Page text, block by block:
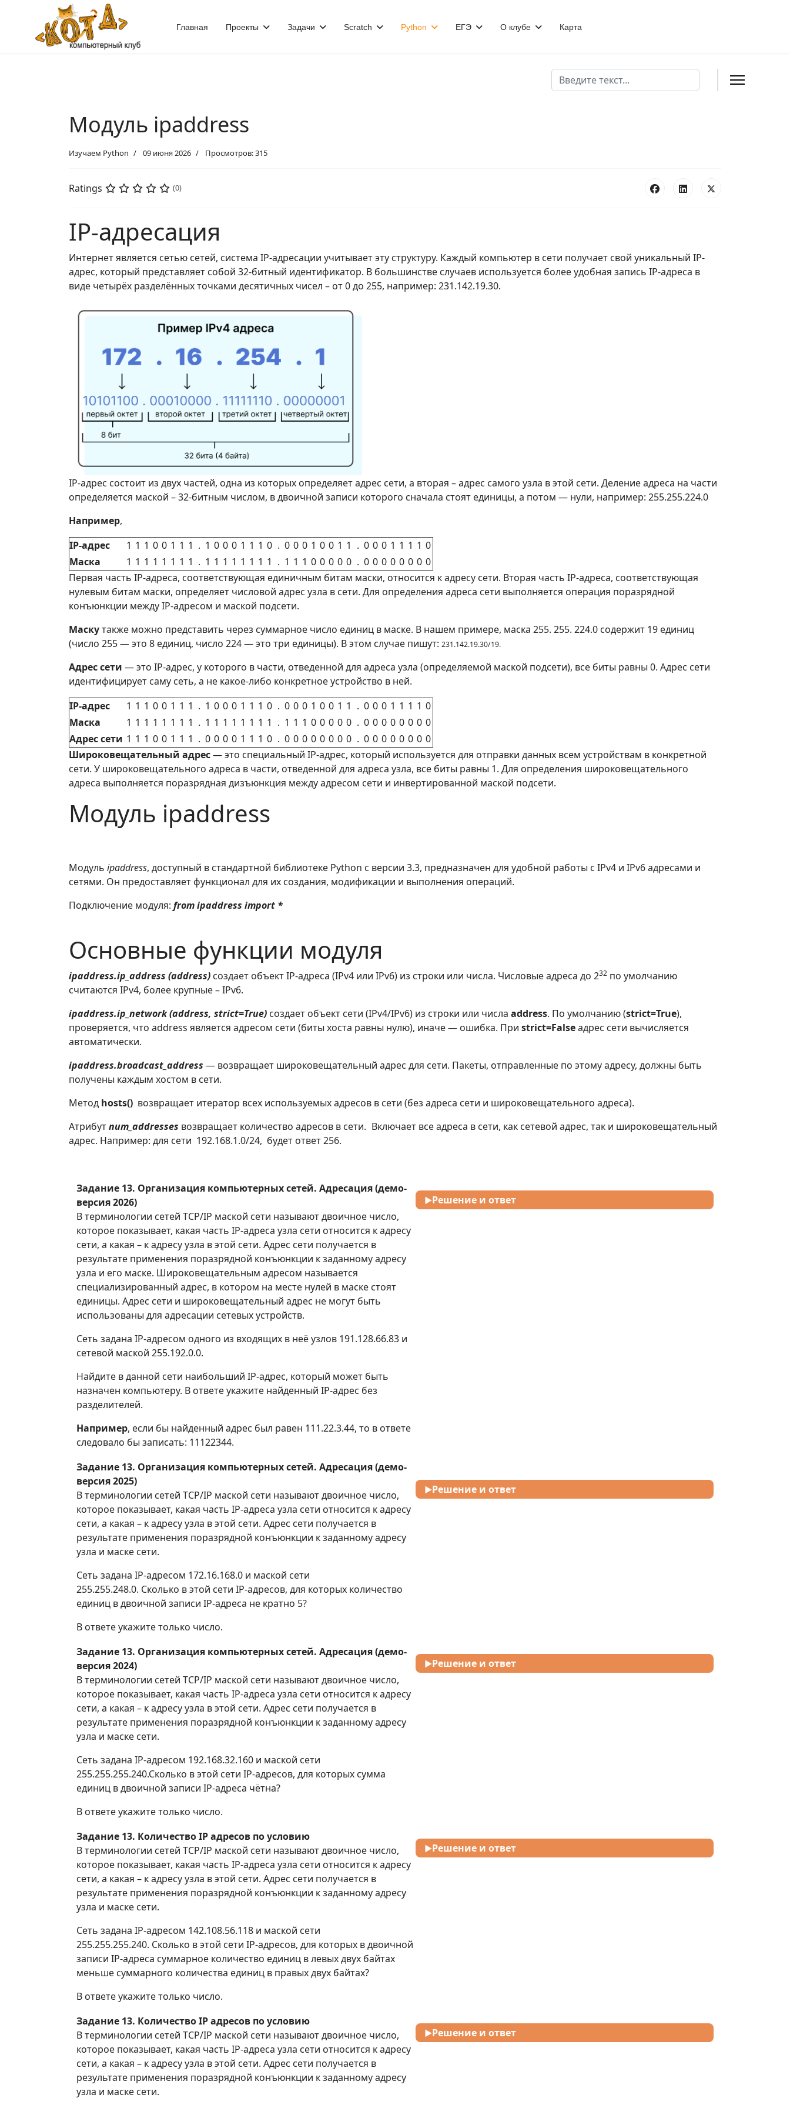
Главная Проекты Задачи Scratch Python ЕГЭ О клубе Карта
Поиск
Модуль ipaddress
Изучаем Python 09 июня 2026 Просмотров: 315
Ratings (0)
IP-адресация
Интернет является сетью сетей, система IP-адресации учитывает эту структуру. Каждый компьютер в сети получает свой уникальный IP-
адрес, который представляет собой 32-битный идентификатор. В большинстве случаев используется более удобная запись IP-адреса в
виде четырёх разделённых точками десятичных чисел – от 0 до 255, например: 231.142.19.30.
IP-адрес состоит из двух частей, одна из которых определяет адрес сети, а вторая – адрес самого узла в этой сети. Деление адреса на части
определяется маской – 32-битным числом, в двоичной записи которого сначала стоят единицы, а потом — нули, например: 255.255.224.0
Например,
IP-адрес
1 1 1 0 0 1 1 1 . 1 0 0 0 1 1 1 0 . 0 0 0 1 0 0 1 1 . 0 0 0 1 1 1 1 0
Маска
1 1 1 1 1 1 1 1 . 1 1 1 1 1 1 1 1 . 1 1 1 0 0 0 0 0 . 0 0 0 0 0 0 0 0
Первая часть IP-адреса, соответствующая единичным битам маски, относится к адресу сети. Вторая часть IP-адреса, соответствующая
нулевым битам маски, определяет числовой адрес узла в сети. Для определения адреса сети выполняется операция поразрядной
конъюнкции между IP-адресом и маской подсети.
Маскутакже можно представить через суммарное число единиц в маске. В нашем примере, маска 255. 255. 224.0 содержит 19 единиц
(число 255 — это 8 единиц, число 224 — это три единицы). В этом случае пишут: 231.142.19.30/19.
Адрес сети — это IP-адрес, у которого в части, отведенной для адреса узла (определяемой маской подсети), все биты равны 0. Адрес сети
идентифицирует саму сеть, а не какое-либо конкретное устройство в ней.
IP-адрес
1 1 1 0 0 1 1 1 . 1 0 0 0 1 1 1 0 . 0 0 0 1 0 0 1 1 . 0 0 0 1 1 1 1 0
Маска
1 1 1 1 1 1 1 1 . 1 1 1 1 1 1 1 1 . 1 1 1 0 0 0 0 0 . 0 0 0 0 0 0 0 0
Адрес сети 1 1 1 0 0 1 1 1 . 0 0 0 0 1 1 1 0 . 0 0 0 0 0 0 0 0 . 0 0 0 0 0 0 0 0
Широковещательный адрес— это специальный IP-адрес, который используется для отправки данных всем устройствам в конкретной
сети. У широковещательного адреса в части, отведенной для адреса узла, все биты равны 1. Для определения широковещательного
адреса выполняется поразрядная дизъюнкция между адресом сети и инвертированной маской подсети.
Модуль ipaddress
Модуль ipaddress, доступный в стандартной библиотеке Python с версии 3.3, предназначен для удобной работы с IPv4 и IPv6 адресами и
сетями. Он предоставляет функционал для их создания, модификации и выполнения операций.
Подключение модуля: from ipaddress import *
Основные функции модуля
ipaddress.ip_address (address) создает объект IP-адреса (IPv4 или IPv6) из строки или числа. Числовые адреса до 232 по умолчанию
считаются IPv4, более крупные – IPv6.
ipaddress.ip_network (address, strict=True) создает объект сети (IPv4/IPv6) из строки или числа address. По умолчанию (strict=True),
проверяется, что address является адресом сети (биты хоста равны нулю), иначе — ошибка. При strict=Falseадрес сети вычисляется
автоматически.
ipaddress.broadcast_address — возвращает широковещательный адрес для сети. Пакеты, отправленные по этому адресу, должны быть
получены каждым хостом в сети.
Метод hosts() возвращает итератор всех используемых адресов в сети (без адреса сети и широковещательного адреса).
Атрибутnum_addresses возвращает количество адресов в сети. Включает все адреса в сети, как сетевой адрес, так и широковещательный
адрес. Например: для сети 192.168.1.0/24, будет ответ 256.
Задание 13. Организация компьютерных сетей. Адресация (демо-
версия 2026)
В терминологии сетей TCP/IP маской сети называют двоичное число,
которое показывает, какая часть IP-адреса узла сети относится к адресу
сети, а какая – к адресу узла в этой сети. Адрес сети получается в
результате применения поразрядной конъюнкции к заданному адресу
узла и его маске. Широковещательным адресом называется
специализированный адрес, в котором на месте нулей в маске стоят
единицы. Адрес сети и широковещательный адрес не могут быть
использованы для адресации сетевых устройств.
Сеть задана IP-адресом одного из входящих в неё узлов 191.128.66.83 и
сетевой маской 255.192.0.0.
Найдите в данной сети наибольший IP-адрес, который может быть
назначен компьютеру. В ответе укажите найденный IP-адрес без
разделителей.
Например, если бы найденный адрес был равен 111.22.3.44, то в ответе
следовало бы записать: 11122344.
▶Решение и ответ
Задание 13. Организация компьютерных сетей. Адресация (демо-
версия 2025)
В терминологии сетей TCP/IP маской сети называют двоичное число,
которое показывает, какая часть IP-адреса узла сети относится к адресу
сети, а какая – к адресу узла в этой сети. Адрес сети получается в
результате применения поразрядной конъюнкции к заданному адресу
узла и маске сети.
Сеть задана IP-адресом 172.16.168.0 и маской сети
255.255.248.0. Сколько в этой сети IP-адресов, для которых количество
единиц в двоичной записи IP-адреса не кратно 5?
В ответе укажите только число.
▶Решение и ответ
Задание 13. Организация компьютерных сетей. Адресация (демо-
версия 2024)
В терминологии сетей TCP/IP маской сети называют двоичное число,
которое показывает, какая часть IP-адреса узла сети относится к адресу
сети, а какая – к адресу узла в этой сети. Адрес сети получается в
результате применения поразрядной конъюнкции к заданному адресу
узла и маске сети.
Сеть задана IP-адресом 192.168.32.160 и маской сети
255.255.255.240.Сколько в этой сети IP-адресов, для которых сумма
единиц в двоичной записи IP-адреса чётна?
В ответе укажите только число.
▶Решение и ответ
Задание 13. Количество IP адресов по условию
В терминологии сетей ТСР/IР маской сети называют двоичное число,
которое показывает, какая часть IР-адреса узла сети относится к адресу
сети, а какая – к адресу узла в этой сети. Адрес сети получается в
результате применения поразрядной конъюнкции к заданному адресу
узла и маске сети.
Сеть задана IР-адресом 142.108.56.118 и маской сети
255.255.255.240. Сколько в этой сети IР-адресов, для которых в двоичной
записи IР-адреса суммарное количество единиц в левых двух байтах
меньше суммарного количества единиц в правых двух байтах?
В ответе укажите только число.
▶Решение и ответ
Задание 13. Количество IP адресов по условию
В терминологии сетей ТСР/IР маской сети называют двоичное число,
которое показывает, какая часть IР-адреса узла сети относится к адресу
сети, а какая – к адресу узла в этой сети. Адрес сети получается в
результате применения поразрядной конъюнкции к заданному адресу
узла и маске сети.
▶Решение и ответ